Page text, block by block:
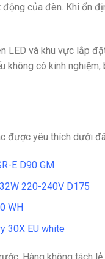
của đèn. Khi ổn
LED và khu vực lắp
có kinh
được yêu thích dưới
E D90 GM
220-240V D175
WH
30X EU white
Hàng không tách lẻ.